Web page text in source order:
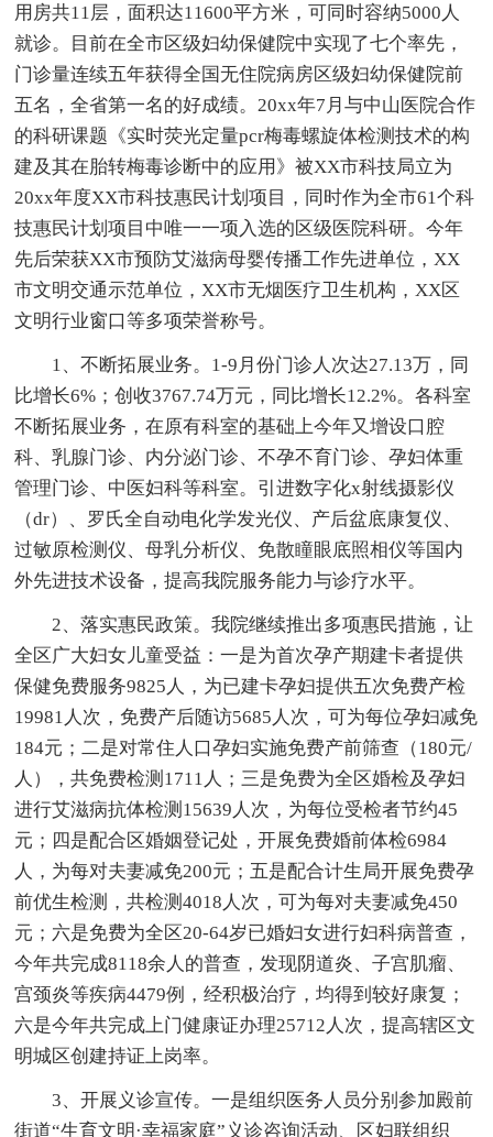
用房共11层，面积达11600平方米，可同时容纳5000人
就诊。目前在全市区级妇幼保健院中实现了七个率先，
门诊量连续五年获得全国无住院病房区级妇幼保健院前
五名，全省第一名的好成绩。20xx年7月与中山医院合作
的科研课题《实时荧光定量pcr梅毒螺旋体检测技术的构
建及其在胎转梅毒诊断中的应用》被XX市科技局立为
20xx年度XX市科技惠民计划项目，同时作为全市61个科
技惠民计划项目中唯一一项入选的区级医院科研。今年
先后荣获XX市预防艾滋病母婴传播工作先进单位，XX
市文明交通示范单位，XX市无烟医疗卫生机构，XX区
文明行业窗口等多项荣誉称号。
1、不断拓展业务。1-9月份门诊人次达27.13万，同
比增长6%；创收3767.74万元，同比增长12.2%。各科室
不断拓展业务，在原有科室的基础上今年又增设口腔
科、乳腺门诊、内分泌门诊、不孕不育门诊、孕妇体重
管理门诊、中医妇科等科室。引进数字化x射线摄影仪
（dr）、罗氏全自动电化学发光仪、产后盆底康复仪、
过敏原检测仪、母乳分析仪、免散瞳眼底照相仪等国内
外先进技术设备，提高我院服务能力与诊疗水平。
2、落实惠民政策。我院继续推出多项惠民措施，让
全区广大妇女儿童受益：一是为首次孕产期建卡者提供
保健免费服务9825人，为已建卡孕妇提供五次免费产检
19981人次，免费产后随访5685人次，可为每位孕妇减免
184元；二是对常住人口孕妇实施免费产前筛查（180元/
人），共免费检测1711人；三是免费为全区婚检及孕妇
进行艾滋病抗体检测15639人次，为每位受检者节约45
元；四是配合区婚姻登记处，开展免费婚前体检6984
人，为每对夫妻减免200元；五是配合计生局开展免费孕
前优生检测，共检测4018人次，可为每对夫妻减免450
元；六是免费为全区20-64岁已婚妇女进行妇科病普查，
今年共完成8118余人的普查，发现阴道炎、子宫肌瘤、
宫颈炎等疾病4479例，经积极治疗，均得到较好康复；
六是今年共完成上门健康证办理25712人次，提高辖区文
明城区创建持证上岗率。
3、开展义诊宣传。一是组织医务人员分别参加殿前
街道“生育文明·幸福家庭”义诊咨询活动、区妇联组织